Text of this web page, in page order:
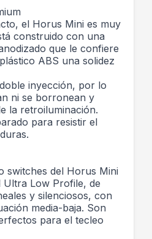
el Horus Mini es muy
construido con una
que le confiere
ABS una solidez
inyección, por lo
ni se borronean y
la retroiluminación.
para resistir el
switches del Horus Mini
Ultra Low Profile, de
y silenciosos, con
media-baja. Son
para el tecleo